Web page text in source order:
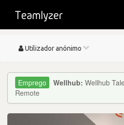
Toggle
Utilizador anónimo
Wellhub: Wellhub
Remote